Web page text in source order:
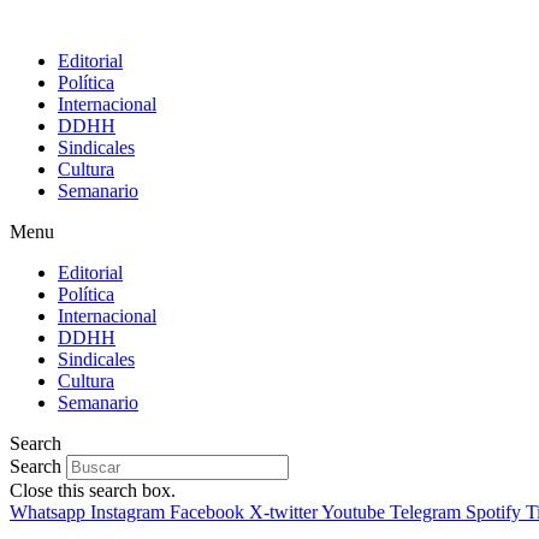
Editorial
Política
Internacional
DDHH
Sindicales
Cultura
Semanario
Menu
Editorial
Política
Internacional
DDHH
Sindicales
Cultura
Semanario
Search
Search
Close this search box.
Whatsapp Instagram Facebook X-twitterYoutube Telegram Spotify